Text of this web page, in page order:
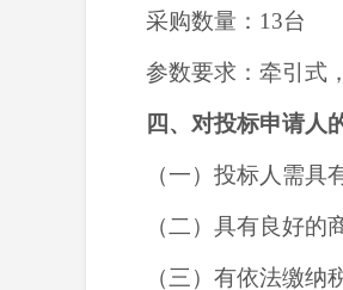
采购数量： 13台
参数要求：牵引式
四、 对投标申请人
（一）投标人需具
（二）具有良好的
（三）有依法缴纳